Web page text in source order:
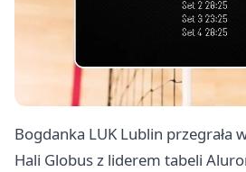
Bogdanka LUK Lublin przegrała
Hali Globus z liderem tabeli